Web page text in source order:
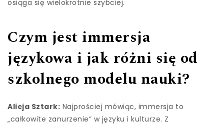
osiąga się wielokrotnie szybciej.
Czym jest immersja
językowa i jak różni się od
szkolnego modelu nauki?
Alicja Sztark: Najprościej mówiąc, immersja to
„całkowite zanurzenie” w języku i kulturze. Z